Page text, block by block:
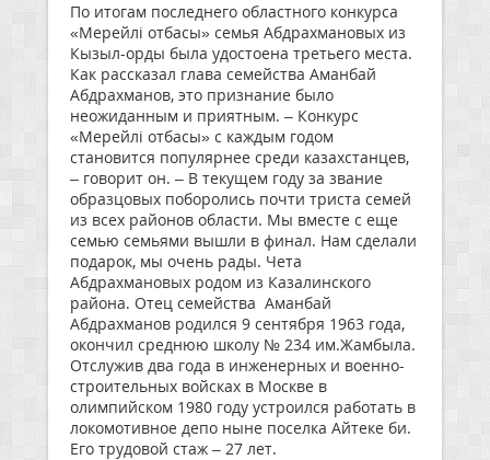
По итогам последнего областного конкурса
«Мерейлі отбасы» семья Абдрахмановых из
Кызыл-орды была удостоена третьего места.
Как рассказал глава семейства Аманбай
Абдрахманов, это признание было
неожиданным и приятным. – Конкурс
«Мерейлі отбасы» с каждым годом
становится популярнее среди казахстанцев,
– говорит он. – В текущем году за звание
образцовых поборолись почти триста семей
из всех районов области. Мы вместе с еще
семью семьями вышли в финал. Нам сделали
подарок, мы очень рады. Чета
Абдрахмановых родом из Казалинского
района. Отец семейства Аманбай
Абдрахманов родился 9 сентября 1963 года,
окончил среднюю школу № 234 им.Жамбыла.
Отслужив два года в инженерных и военно-
строительных войсках в Москве в
олимпийском 1980 году устроился работать в
локомотивное депо ныне поселка Айтеке би.
Его трудовой стаж – 27 лет.